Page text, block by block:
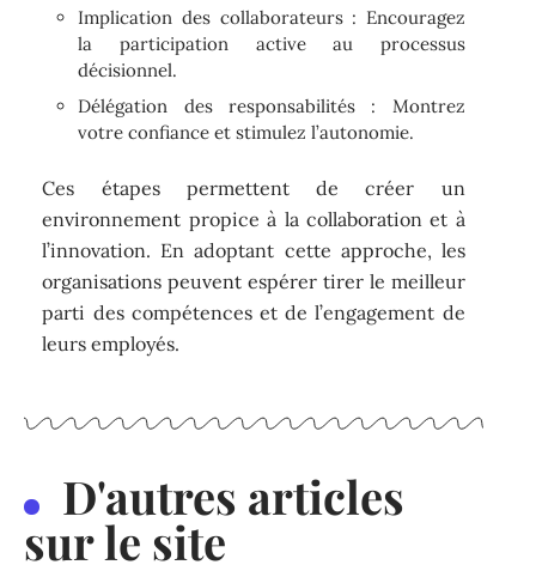
Implication des collaborateurs : Encouragez
la participation active au processus
décisionnel.
Délégation des responsabilités : Montrez
votre confiance et stimulez l’autonomie.
Ces étapes permettent de créer un
environnement propice à la collaboration et à
l’innovation. En adoptant cette approche, les
organisations peuvent espérer tirer le meilleur
parti des compétences et de l’engagement de
leurs employés.
D'autres articles
sur le site